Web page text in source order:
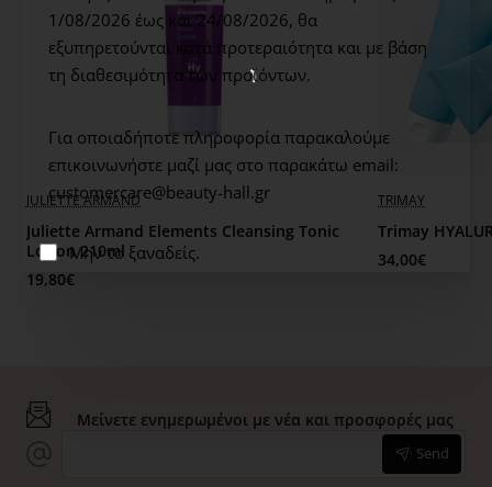
1/08/2026 έως και 24/08/2026, θα
εξυπηρετούνται κατά προτεραιότητα και με βάση
τη διαθεσιμότητα των προϊόντων.
Για οποιαδήποτε πληροφορία παρακαλούμε
επικοινωνήστε μαζί μας στο παρακάτω email:
customercare@beauty-hall.gr
Μην το ξαναδείς.
JULIETTE ARMAND
Juliette Armand Elements Cleansing Tonic
Lotion 210ml
19,80€
TRIMAY
Trimay
34,00€
Μείνετε ενημερωμένοι με νέα και προσφορές μας
Send